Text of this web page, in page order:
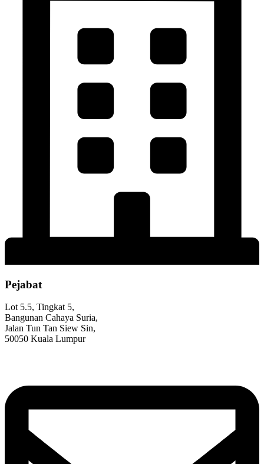
Pejabat
Lot 5.5, Tingkat 5,
Bangunan Cahaya Suria,
Jalan Tun Tan Siew Sin,
50050 Kuala Lumpur